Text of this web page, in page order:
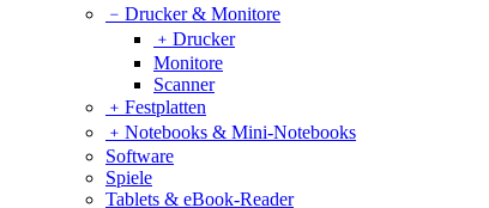
﹣ Drucker & Monitore
﹢ Drucker
Monitore
Scanner
﹢ Festplatten
﹢ Notebooks & Mini-Notebooks
Software
Spiele
Tablets & eBook-Reader